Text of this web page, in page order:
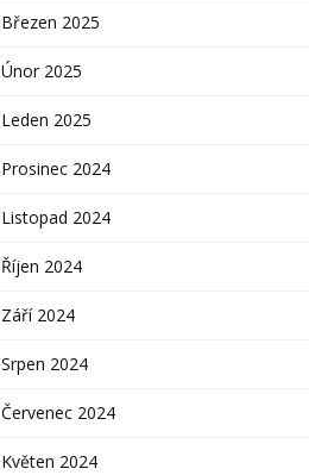
Březen 2025
Únor 2025
Leden 2025
Prosinec 2024
Listopad 2024
Říjen 2024
Září 2024
Srpen 2024
Červenec 2024
Květen 2024